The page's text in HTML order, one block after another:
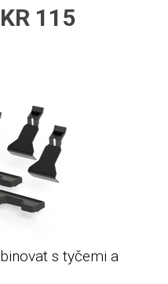
115
s tyčemi a